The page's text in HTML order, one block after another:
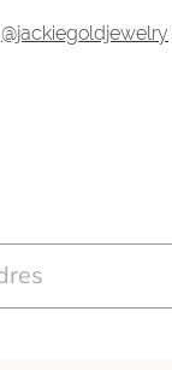
@jackiegoldjewelry